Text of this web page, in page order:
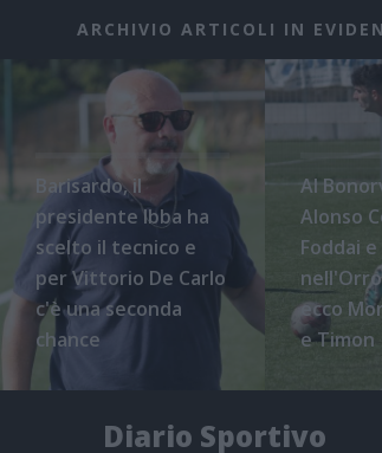
ARCHIVIO ARTICOLI IN
Barisardo, il
presidente Ibba ha
scelto il tecnico e
per Vittorio De Carlo
c'è una seconda
chance
Al
Alonso
Foddai
ecco
e Timon
Diario Sportivo